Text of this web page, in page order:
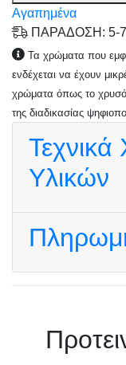
Αγαπημένα
ΠΑΡΑΔΟΣΗ: 5-
Τα χρώματα που
ενδέχεται να έχουν
χρώματα όπως το χρυσό
της διαδικασίας
Τεχνικά
Υλικών